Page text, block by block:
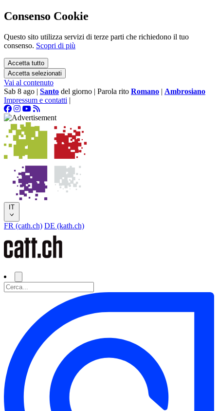
Consenso Cookie
Questo sito utilizza servizi di terze parti che richiedono il tuo
consenso. Scopri di più
Accetta tutto
Accetta selezionati
Vai al contenuto
Sab 8 ago | Santo del giorno | Parola rito Romano | Ambrosiano
Impressum e contatti |
IT
FR (cath.ch) DE (kath.ch)